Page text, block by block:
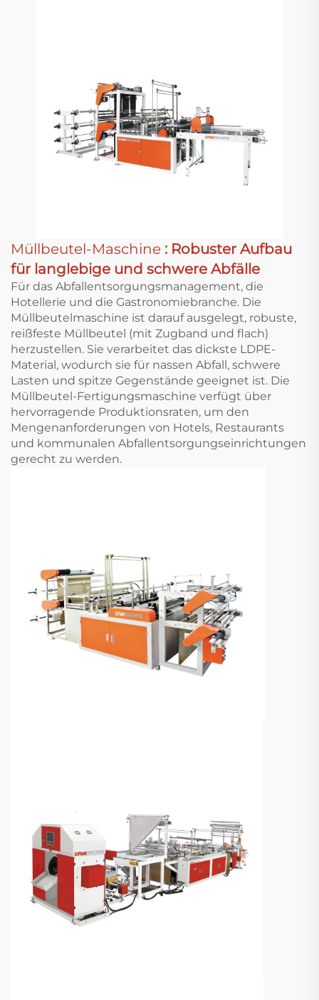
Müllbeutel-Maschine : Robuster Aufbau
für langlebige und schwere Abfälle
Für das Abfallentsorgungsmanagement, die
Hotellerie und die Gastronomiebranche. Die
Müllbeutelmaschine ist darauf ausgelegt, robuste,
reißfeste Müllbeutel (mit Zugband und flach)
herzustellen. Sie verarbeitet das dickste LDPE-
Material, wodurch sie für nassen Abfall, schwere
Lasten und spitze Gegenstände geeignet ist. Die
Müllbeutel-Fertigungsmaschine verfügt über
hervorragende Produktionsraten, um den
Mengenanforderungen von Hotels, Restaurants
und kommunalen Abfallentsorgungseinrichtungen
gerecht zu werden.